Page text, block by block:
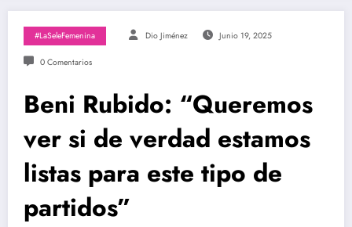
#LaSeleFemenina Dio Jiménez Junio 19, 2025
0 Comentarios
Beni Rubido: “Queremos
ver si de verdad estamos
listas para este tipo de
partidos”